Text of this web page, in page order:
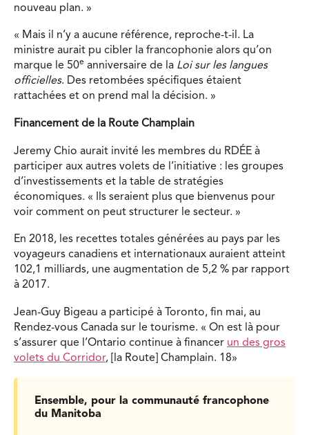
nouveau plan. »
« Mais il n’y a aucune référence, reproche-t-il. La
ministre aurait pu cibler la francophonie alors qu’on
marque le 50e anniversaire de la Loi sur les langues
officielles. Des retombées spécifiques étaient
rattachées et on prend mal la décision. »
Financement de la Route Champlain
Jeremy Chio aurait invité les membres du RDÉE à
participer aux autres volets de l’initiative : les groupes
d’investissements et la table de stratégies
économiques. « Ils seraient plus que bienvenus pour
voir comment on peut structurer le secteur. »
En 2018, les recettes totales générées au pays par les
voyageurs canadiens et internationaux auraient atteint
102,1 milliards, une augmentation de 5,2 % par rapport
à 2017.
Jean-Guy Bigeau a participé à Toronto, fin mai, au
Rendez-vous Canada sur le tourisme. « On est là pour
s’assurer que l’Ontario continue à financer un des gros
volets du Corridor, [la Route] Champlain. 18»
Ensemble, pour la communauté francophone
du Manitoba